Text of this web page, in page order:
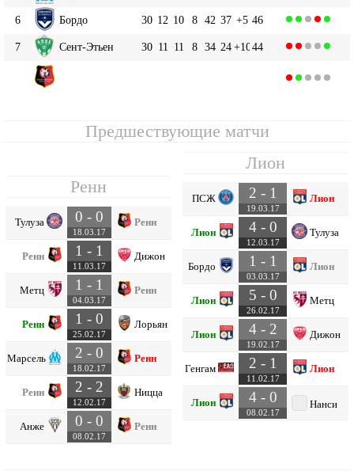
6 Бордо 30 12 10 8 42 37 +5 46
7 Сент-Этьен 30 11 11 8 34 24+1044
Предшествующие матчи
Ренн
Тулуза 0 - 0
18.03.17
Ренн
Ренн 1 - 1
11.03.17
Дижон
Метц 1 - 1
04.03.17
Ренн
Ренн 1 - 0
25.02.17
Лорьян
Марсель 2 - 0
18.02.17
Ренн
Ренн 2 - 2
12.02.17
Ницца
Анже 0 - 0
08.02.17
Ренн
Лион
ПСЖ 2 - 1
19.03.17
Лион
Лион 4 - 0
12.03.17
Тулуза
Бордо 1 - 1
03.03.17
Лион
Лион 5 - 0
26.02.17
Метц
Лион 4 - 2
19.02.17
Дижон
Генгам 2 - 1
11.02.17
Лион
Лион 4 - 0
08.02.17
Нанси